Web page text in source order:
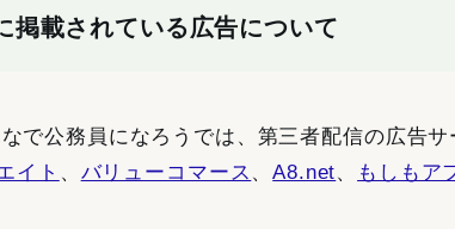
掲載されている広告について
で公務員になろうでは、第三者配信の広告サ
イト 、 バリューコマース 、A8.net、 もしもア